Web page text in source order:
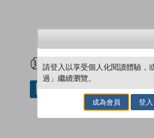
試閲 加入
借閱實體書
請登入以享受個人化閱讀體驗，
過」繼續瀏覽。
成為會員 登入